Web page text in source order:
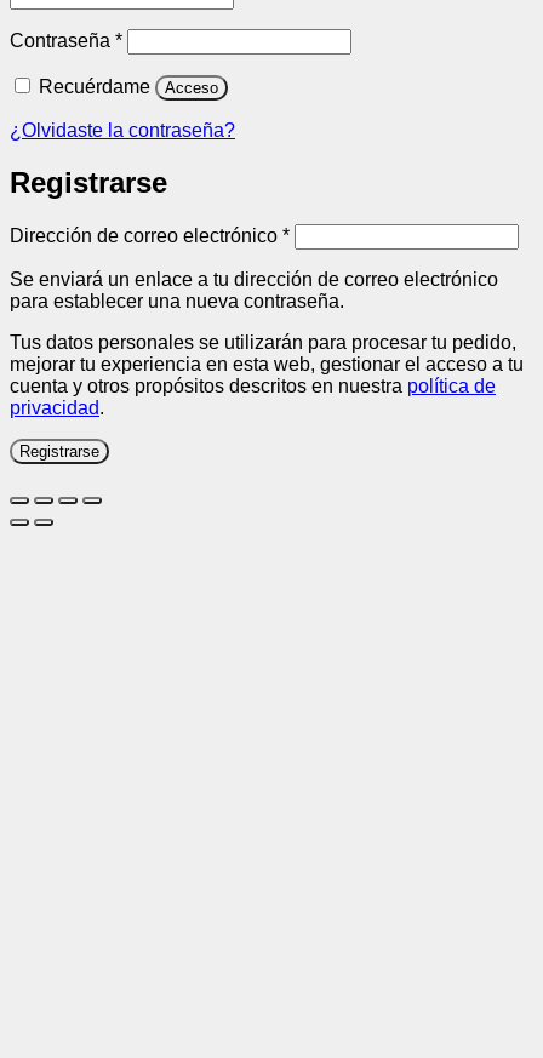
Contraseña *Obligatorio
Recuérdame Acceso
¿Olvidaste la contraseña?
Registrarse
Dirección de correo electrónico *Obligatorio
Se enviará un enlace a tu dirección de correo electrónico
para establecer una nueva contraseña.
Tus datos personales se utilizarán para procesar tu pedido,
mejorar tu experiencia en esta web, gestionar el acceso a tu
cuenta y otros propósitos descritos en nuestra política de
privacidad.
Registrarse